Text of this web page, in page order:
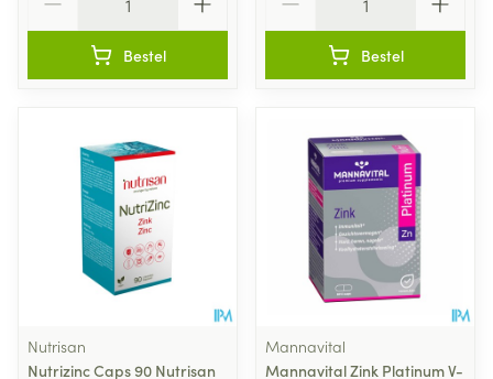
Bestel Bestel
Nutrisan
Nutrizinc Caps 90 Nutrisan
Mannavital
Mannavital Zink Platinum V-